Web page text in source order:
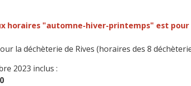
horaires "automne-hiver-printemps" est
la déchèterie de Rives (horaires des 8
2023 inclus :